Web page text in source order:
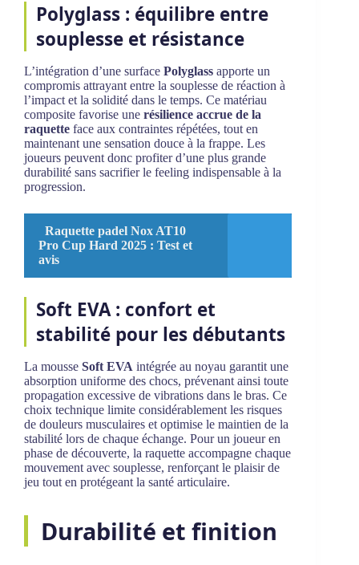
Polyglass : équilibre entre
souplesse et résistance
L’intégration d’une surface Polyglass apporte un
compromis attrayant entre la souplesse de réaction à
l’impact et la solidité dans le temps. Ce matériau
composite favorise une résilience accrue de la
raquette face aux contraintes répétées, tout en
maintenant une sensation douce à la frappe. Les
joueurs peuvent donc profiter d’une plus grande
durabilité sans sacrifier le feeling indispensable à la
progression.
Raquette padel Nox AT10
Pro Cup Hard 2025 : Test et
avis
Soft EVA : confort et
stabilité pour les débutants
La mousse Soft EVA intégrée au noyau garantit une
absorption uniforme des chocs, prévenant ainsi toute
propagation excessive de vibrations dans le bras. Ce
choix technique limite considérablement les risques
de douleurs musculaires et optimise le maintien de la
stabilité lors de chaque échange. Pour un joueur en
phase de découverte, la raquette accompagne chaque
mouvement avec souplesse, renforçant le plaisir de
jeu tout en protégeant la santé articulaire.
Durabilité et finition